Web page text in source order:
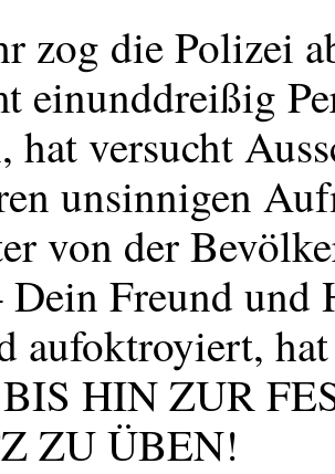
zog die Polizei
einunddreißig
hat versucht
unsinnigen
von der
Freund und
aufoktroyiert,
BIS HINZUR
ZU ÜBEN!